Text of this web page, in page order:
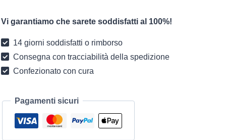
Vi garantiamo che sarete soddisfatti al 100%!
14 giorni soddisfatti o rimborso
Consegna con tracciabilità della spedizione
Confezionato con cura
Pagamenti sicuri